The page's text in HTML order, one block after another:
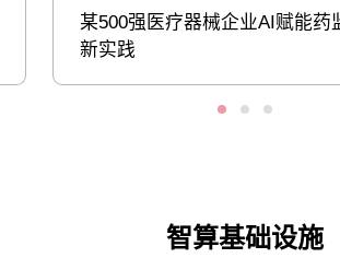
某500强医疗器械企业AI赋能药
新实践
智算基础设施